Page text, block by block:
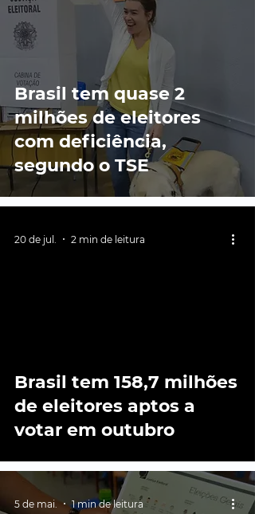
Brasil tem quase 2
milhões de eleitores
com deficiência,
segundo o TSE
Brasil tem 158,7 milhões
de eleitores aptos a
votar em outubro
20 de jul. 2 min de leitura
5 de mai. 1 min de leitura